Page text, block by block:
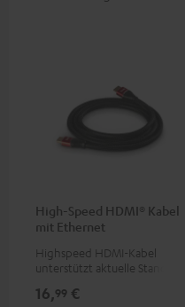
High-Speed HDMI® Kabel
mit Ethernet
Highspeed HDMI-Kabel
unterstützt aktuelle Standards
16,99 €